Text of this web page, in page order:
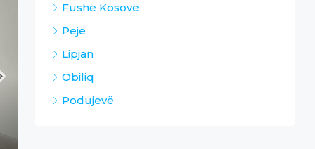
Fushë Kosovë
Pejë
Lipjan
Obiliq
Podujevë